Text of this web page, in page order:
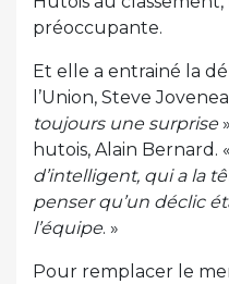
préoccupante.
Et elle a entrainé la
l’Union, Steve
toujours une surprise
hutois, Alain Bernard. «
d’intelligent, qui a la
penser qu’un déclic
l’équipe. »
Pour remplacer le